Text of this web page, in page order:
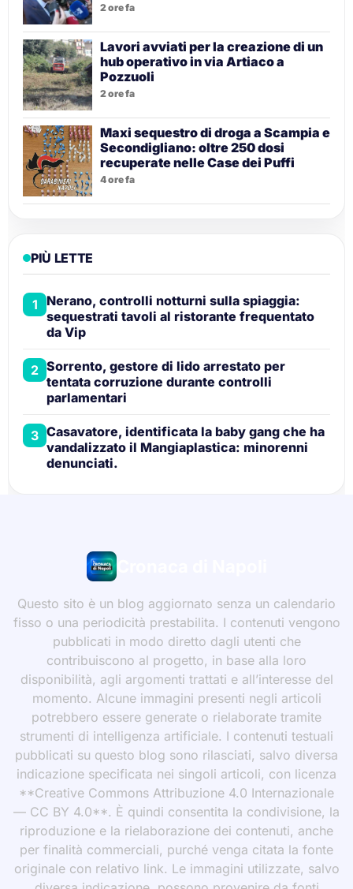
2 ore fa
Lavori avviati per la creazione di un
hub operativo in via Artiaco a
Pozzuoli
2 ore fa
Maxi sequestro di droga a Scampia e
Secondigliano: oltre 250 dosi
recuperate nelle Case dei Puffi
4 ore fa
PIÙ LETTE
1
Nerano, controlli notturni sulla spiaggia:
sequestrati tavoli al ristorante frequentato
da Vip
2 Sorrento, gestore di lido arrestato per
tentata corruzione durante controlli
parlamentari
3 Casavatore, identificata la baby gang che ha
vandalizzato il Mangiaplastica: minorenni
denunciati.
Cronaca di Napoli
Questo sito è un blog aggiornato senza un calendario
fisso o una periodicità prestabilita. I contenuti vengono
pubblicati in modo diretto dagli utenti che
contribuiscono al progetto, in base alla loro
disponibilità, agli argomenti trattati e all’interesse del
momento. Alcune immagini presenti negli articoli
potrebbero essere generate o rielaborate tramite
strumenti di intelligenza artificiale. I contenuti testuali
pubblicati su questo blog sono rilasciati, salvo diversa
indicazione specificata nei singoli articoli, con licenza
**Creative Commons Attribuzione 4.0 Internazionale
— CC BY 4.0**. È quindi consentita la condivisione, la
riproduzione e la rielaborazione dei contenuti, anche
per finalità commerciali, purché venga citata la fonte
originale con relativo link. Le immagini utilizzate, salvo